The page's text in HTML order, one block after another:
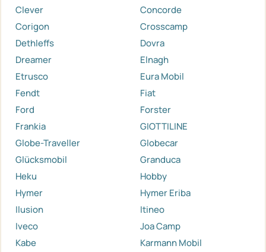
Clever
Concorde
Corigon
Crosscamp
Dethleffs
Dovra
Dreamer
Elnagh
Etrusco
Eura Mobil
Fendt
Fiat
Ford
Forster
Frankia
GIOTTILINE
Globe-Traveller
Globecar
Glücksmobil
Granduca
Heku
Hobby
Hymer
Hymer Eriba
Ilusion
Itineo
Iveco
Joa Camp
Kabe
Karmann Mobil